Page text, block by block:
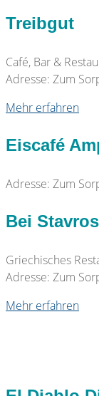
Treibgut
Café, Bar &
Adresse: Zum
Mehr erfahren
Eiscafé
Adresse: Zum
Bei Stavros
Griechisches
Adresse: Zum
Mehr erfahren